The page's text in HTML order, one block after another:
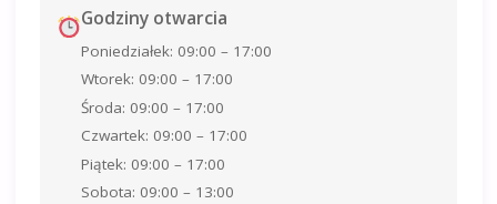
Godziny otwarcia
Poniedziałek: 09:00 – 17:00
Wtorek: 09:00 – 17:00
Środa: 09:00 – 17:00
Czwartek: 09:00 – 17:00
Piątek: 09:00 – 17:00
Sobota: 09:00 – 13:00